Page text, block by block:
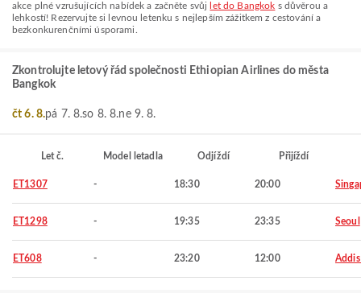
akce plné vzrušujících nabídek a začněte svůj
let do Bangkok s důvěrou a
lehkostí! Rezervujte si levnou letenku s nejlepším zážitkem z cestování a
bezkonkurenčními úsporami.
Zkontrolujte letový řád společnosti Ethiopian Airlines do města
Bangkok
čt 6. 8.pá 7. 8.so 8. 8.ne 9. 8.
Let č. Model letadla Odjíždí Přijíždí
ET1307 - 18:30 20:00
ET1298 - 19:35 23:35 Seoul
ET608 - 23:20 12:00